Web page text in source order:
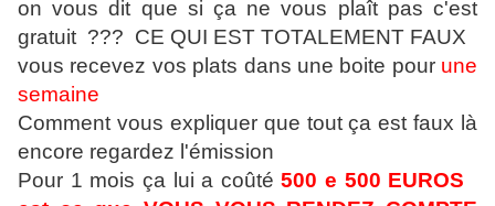
on vous dit que si ça ne vous plaît pas c'est
gratuit ??? CE QUI EST TOTALEMENT FAUX
vous recevez vos plats dans une boite pour une
semaine
Comment vous expliquer que tout ça est faux là
encore regardez l'émission
Pour 1 mois ça lui a coûté500 e 500 EUROS